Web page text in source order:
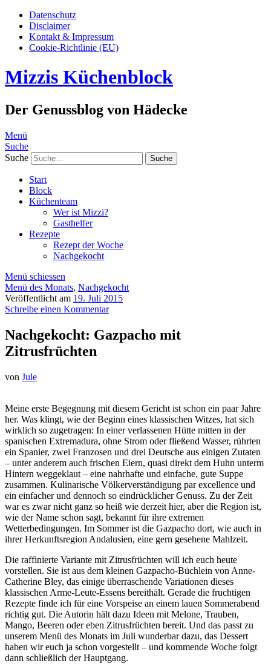
Datenschutz
Disclaimer
Kontakt & Impressum
Cookie-Richtlinie (EU)
Mizzis Küchenblock
Der Genussblog von Hädecke
Menü
Suche
Suche
Start
Block
Küchenteam
Wer ist Mizzi?
Gasthelfer
Rezepte
Rezept der Woche
Nachgekocht
Menü schiessen
Menü des Monats, Nachgekocht
Veröffentlicht am 19. Juli 2015
Schreibe einen Kommentar
Nachgekocht: Gazpacho mit
Zitrusfrüchten
von Jule
Meine erste Begegnung mit diesem Gericht ist schon ein paar Jahre
her. Was klingt, wie der Beginn eines klassischen Witzes, hat sich
wirklich so zugetragen: In einer verlassenen Hütte mitten in der
spanischen Extremadura, ohne Strom oder fließend Wasser, rührten
ein Spanier, zwei Franzosen und drei Deutsche aus einigen Zutaten
– unter anderem auch frischen Eiern, quasi direkt dem Huhn unterm
Hintern weggeklaut – eine nahrhafte und einfache, gute Suppe
zusammen. Kulinarische Völkerverständigung par excellence und
ein einfacher und dennoch so eindrücklicher Genuss. Zu der Zeit
war es zwar nicht ganz so heiß wie derzeit hier, aber die Region ist,
wie der Name schon sagt, bekannt für ihre extremen
Wetterbedingungen. Im Sommer ist die Gazpacho dort, wie auch in
ihrer Herkunftsregion Andalusien, eine gern gesehene Mahlzeit.
Die raffinierte Variante mit Zitrusfrüchten will ich euch heute
vorstellen. Sie ist aus dem kleinen Gazpacho-Büchlein von Anne-
Catherine Bley, das einige überraschende Variationen dieses
klassischen Arme-Leute-Essens bereithält. Gerade die fruchtigen
Rezepte finde ich für eine Vorspeise an einem lauen Sommerabend
richtig gut. Die Autorin hält dazu Ideen mit Melone, Trauben,
Mango, Beeren oder eben Zitrusfrüchten bereit. Und das passt zu
unserem Menü des Monats im Juli wunderbar dazu, das Dessert
haben wir euch ja schon vorgestellt – und kommende Woche folgt
dann schließlich der Hauptgang.